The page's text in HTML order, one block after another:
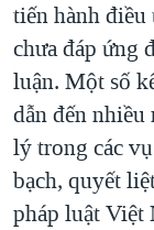
tiến hành
chưa đáp ứng
luận. Một số
dẫn đến
lý trong các
bạch, quyết
pháp luật Việt